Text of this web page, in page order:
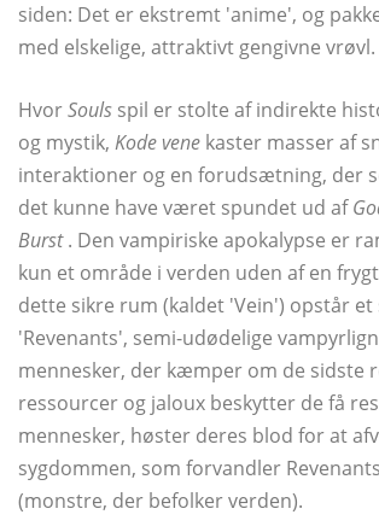
siden: Det er ekstremt 'anime', og
med elskelige, attraktivt gengivne vrøvl.
HvorSouls spil er stolte af indirekte
og mystik, Kode vene kaster masser af
interaktioner og en forudsætning, der
det kunne have været spundet ud af
Burst. Den vampiriske apokalypse er
kun et område i verden uden af ​​en
dette sikre rum (kaldet 'Vein') opstår
'Revenants', semi-udødelige
mennesker, der kæmper om de sidste
ressourcer og jaloux beskytter de få
mennesker, høster deres blod for at
sygdommen, som forvandler
(monstre, der befolker verden).